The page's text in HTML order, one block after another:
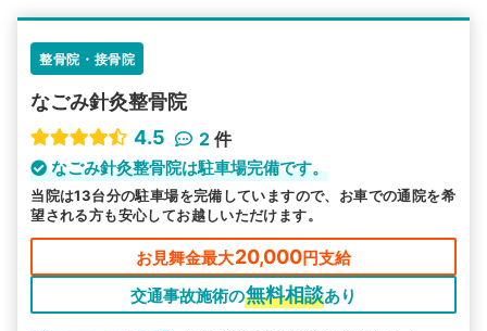
詳細条件で絞り込む
その他の検索方法
駅から探す 院名から探す
整骨院・接骨院
なごみ針灸整骨院
4.5
2 件
なごみ針灸整骨院は駐車場完備です。
当院は13台分の駐車場を完備していますので、お車での通院を希
望される方も安心してお越しいただけます。
お見舞金最大20,000円支給
交通事故施術の無料相談あり